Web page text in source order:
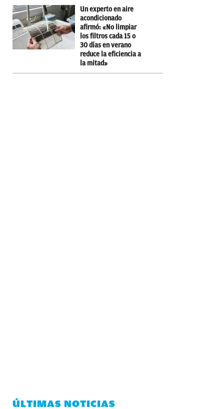
Un experto en aire
acondicionado
afirmó: «No limpiar
los filtros cada 15 o
30 días en verano
reduce la eficiencia a
la mitad»
ÚLTIMAS NOTICIAS